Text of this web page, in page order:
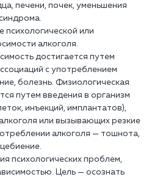
печени, почек, уменьшения
психологической или
алкоголя.
достигается путем
с употреблением
болезнь. Физиологическая
путем введения в организм
инъекций, имплантатов),
или вызывающих резкие
алкоголя — тошнота,
психологических проблем,
Цель — осознать